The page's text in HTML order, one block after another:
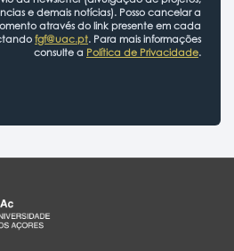
e demais notícias). Posso cancelar a
através do link presente em cada
fgf@uac.pt. Para mais informações
consulte a Política de Privacidade.